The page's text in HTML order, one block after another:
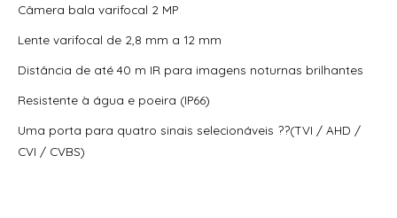
2Cd2021G1-I(4Mm)
Camera Ip 2Mp Bullet Hikvision Ds-2Cd1021G0-I(2.8Mm)
(Similar A Ds-2Cd1023G0E-I)
Camera Ip 2Mp Bullet Hikvision Ds-2Cd1021G0-I(4Mm) –
Camera Ip 2Mp Dome 2.8Mm Hikvision Ds-2Cd2121G0-
Câmera bala varifocal 2 MP
Lente varifocal de 2,8 mm a 12 mm
Distância de até 40 m IR para imagens noturnas brilhantes
Resistente à água e poeira (IP66)
Uma porta para quatro sinais selecionáveis ??(TVI / AHD /
CVI / CVBS)